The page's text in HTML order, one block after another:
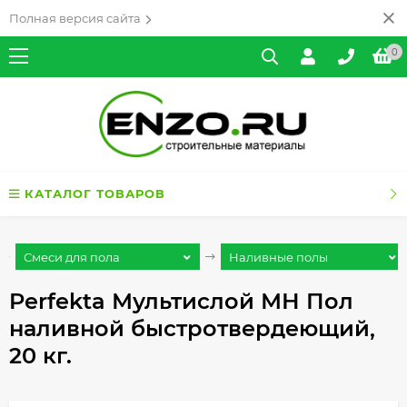
Полная версия сайта
0
КАТАЛОГ ТОВАРОВ
Смеси для пола Наливные полы
Perfekta Мультислой МН Пол
наливной быстротвердеющий,
20 кг.